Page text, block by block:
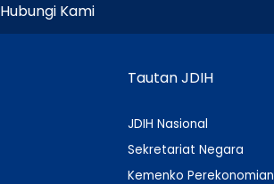
Hubungi Kami
Tautan JDIH
JDIH Nasional
Sekretariat Negara
Kemenko Perekonomian